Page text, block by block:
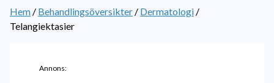
Hem / Behandlingsöversikter / Dermatologi /
Telangiektasier
Annons: